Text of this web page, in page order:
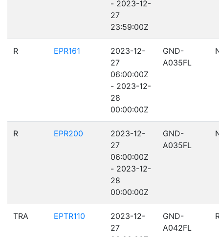
- 2023-12-
27
23:59:00Z
R EPR161
2023-12-
27
06:00:00Z
- 2023-12-
28
00:00:00Z
GND-
A035FL
R EPR200
2023-12-
27
06:00:00Z
- 2023-12-
28
00:00:00Z
GND-
A035FL
TRA EPTR110
2023-12-
27
GND-
A042FL